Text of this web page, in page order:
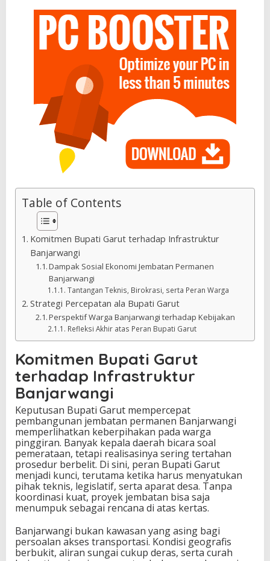
Table of Contents
Komitmen Bupati Garut terhadap Infrastruktur
Banjarwangi
Dampak Sosial Ekonomi Jembatan Permanen
Banjarwangi
Tantangan Teknis, Birokrasi, serta Peran Warga
Strategi Percepatan ala Bupati Garut
Perspektif Warga Banjarwangi terhadap Kebijakan
Refleksi Akhir atas Peran Bupati Garut
Komitmen Bupati Garut
terhadap Infrastruktur
Banjarwangi
Keputusan Bupati Garut mempercepat
pembangunan jembatan permanen Banjarwangi
memperlihatkan keberpihakan pada warga
pinggiran. Banyak kepala daerah bicara soal
pemerataan, tetapi realisasinya sering tertahan
prosedur berbelit. Di sini, peran Bupati Garut
menjadi kunci, terutama ketika harus menyatukan
pihak teknis, legislatif, serta aparat desa. Tanpa
koordinasi kuat, proyek jembatan bisa saja
menumpuk sebagai rencana di atas kertas.
Banjarwangi bukan kawasan yang asing bagi
persoalan akses transportasi. Kondisi geografis
berbukit, aliran sungai cukup deras, serta curah